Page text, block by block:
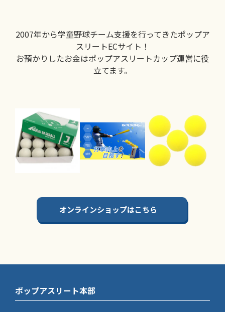
2007年から学童野球チーム支援を行ってきたポップア
スリートECサイト！
お預かりしたお金はポップアスリートカップ運営に役
立てます。
オンラインショップはこちら
ポップアスリート本部